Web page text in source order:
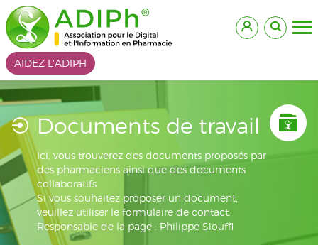
AIDEZ L'ADIPH
Documents de travail
Ici, vous trouverez des documents proposés par
des pharmaciens ainsi que des documents
collaboratifs
Si vous souhaitez proposer un document,
veuillez utiliser le formulaire de contact.
Responsable de la page : Philippe Siouffi